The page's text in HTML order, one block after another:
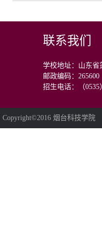
联系我们
学校地址：山东省
邮政编码：265600
招生电话：（0535
Copyright©2016 烟台科技学院